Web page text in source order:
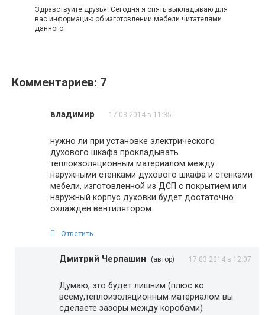
Здравствуйте друзья! Сегодня я опять выкладываю для
вас информацию об изготовлении мебели читателями
данного
Комментариев: 7
владимир 17.03.2014 в 11:35
нужно ли при установке электрического
духового шкафа прокладывать
теплоизоляционным материалом между
наружными стенками духового шкафа и стенками
мебели, изготовленной из ДСП с покрытием или
наружный корпус духовки будет достаточно
охлаждён вентилятором.
Ответить
Дмитрий Черпашин (автор) 17.03.2014 в 12:07
Думаю, это будет лишним (плюс ко
всему,теплоизоляционным материалом вы
сделаете зазоры между коробами)